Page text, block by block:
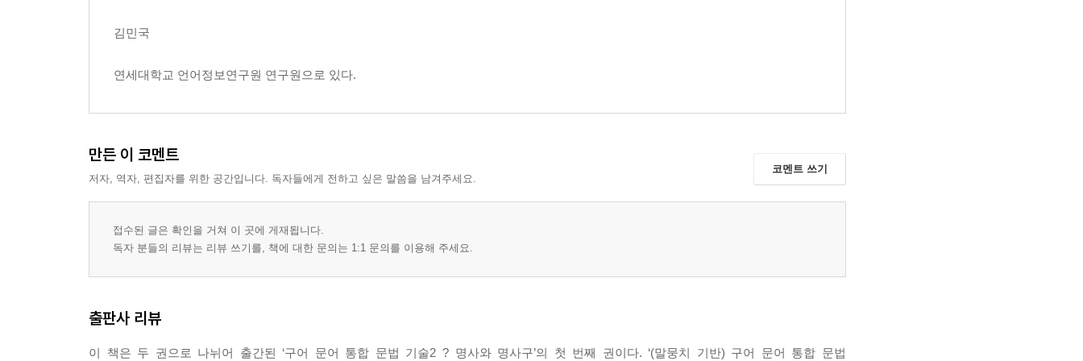
김민국
연세대학교 언어정보연구원 연구원으로 있다.
만든 이 코멘트
저자, 역자, 편집자를 위한 공간입니다. 독자들에게 전하고 싶은 말씀을 남겨주세요.
코멘트 쓰기
접수된 글은 확인을 거쳐 이 곳에 게재됩니다.
독자 분들의 리뷰는 리뷰 쓰기를, 책에 대한 문의는 1:1 문의를 이용해 주세요.
출판사 리뷰
이 책은 두 권으로 나뉘어 출간된 ‘구어 문어 통합 문법 기술2 ? 명사와 명사구’의 첫 번째 권이다. ‘(말뭉치 기반) 구어 문어 통합 문법